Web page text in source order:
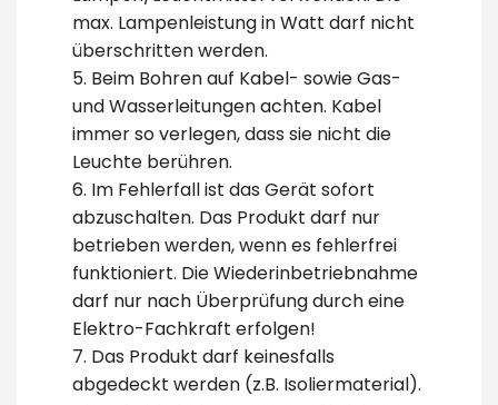
max. Lampenleistung in Watt darf nicht
überschritten werden.
5. Beim Bohren auf Kabel- sowie Gas-
und Wasserleitungen achten. Kabel
immer so verlegen, dass sie nicht die
Leuchte berühren.
6. Im Fehlerfall ist das Gerät sofort
abzuschalten. Das Produkt darf nur
betrieben werden, wenn es fehlerfrei
funktioniert. Die Wiederinbetriebnahme
darf nur nach Überprüfung durch eine
Elektro-Fachkraft erfolgen!
7. Das Produkt darf keinesfalls
abgedeckt werden (z.B. Isoliermaterial).